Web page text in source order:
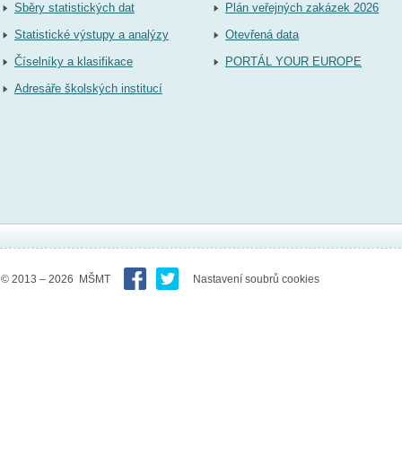
Sběry statistických dat
Statistické výstupy a analýzy
Číselníky a klasifikace
Adresáře školských institucí
Plán veřejných zakázek 2026
Otevřená data
PORTÁL YOUR EUROPE
© 2013 – 2026 MŠMT Nastavení soubrů cookies